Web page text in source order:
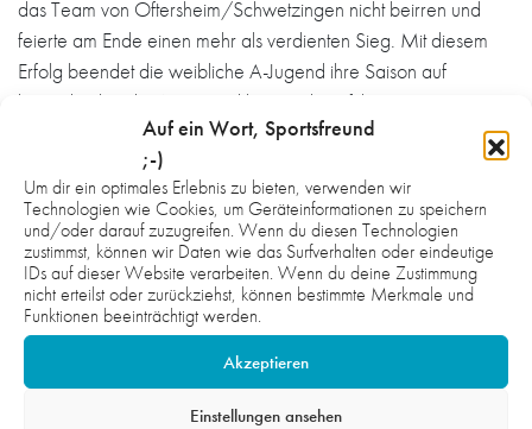
Auf ein Wort, Sportsfreund
;-)
Um dir ein optimales Erlebnis zu bieten, verwenden wir
Technologien wie Cookies, um Geräteinformationen zu speichern
und/oder darauf zuzugreifen. Wenn du diesen Technologien
zustimmst, können wir Daten wie das Surfverhalten oder eindeutige
IDs auf dieser Website verarbeiten. Wenn du deine Zustimmung
nicht erteilst oder zurückziehst, können bestimmte Merkmale und
Funktionen beeinträchtigt werden.
Akzeptieren
Einstellungen ansehen
das Team von Oftersheim/Schwetzingen nicht beirren und
feierte am Ende einen mehr als verdienten Sieg. Mit diesem
Erfolg beendet die weibliche A-Jugend ihre Saison auf
beeindruckende Weise und kann stolz auf ihre Leistung
HG:Müller (6), Rönitzsch (3), Heß (7), Mitca (2), Edinger (5),
Röhling (4), Arweiler (23), Scalia (5), Celik (1). as
WAS DICH NOCH INTERESSIEREN